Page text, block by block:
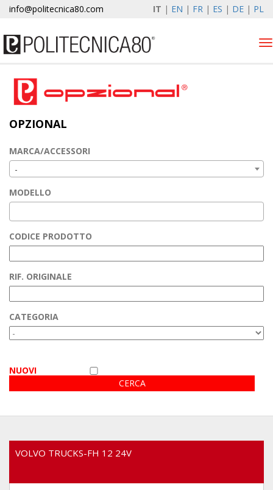
info@politecnica80.com IT | EN | FR | ES | DE | PL
Elewind
Registrazione garanzia
Contatti
OPZIONAL
MARCA/ACCESSORI
-
MODELLO
CODICE PRODOTTO
RIF. ORIGINALE
CATEGORIA
NUOVI
VOLVO TRUCKS-FH 12 24V